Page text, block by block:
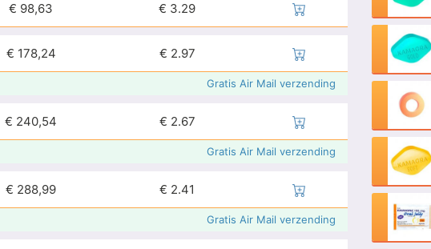
€ 98,63 € 3.29
€ 178,24 € 2.97
Gratis Air Mail verzending
€ 240,54 € 2.67
Gratis Air Mail verzending
€ 288,99 € 2.41
Gratis Air Mail verzending